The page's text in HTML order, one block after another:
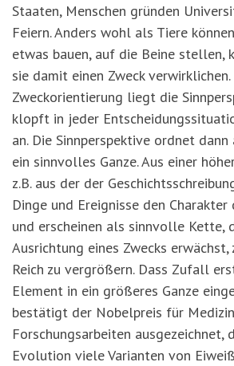
Staaten, Menschen gründen
Feiern. Anders wohl als Tiere
etwas bauen, auf die Beine stellen,
sie damit einen Zweck
Zweckorientierung liegt die
klopft in jeder
an. Die Sinnperspektive ordnet
ein sinnvolles Ganze. Aus einer
z.B. aus der der
Dinge und Ereignisse den
und erscheinen als sinnvolle Kette,
Ausrichtung eines Zwecks erwächst,
Reich zu vergrößern. Dass Zufall
Element in ein größeres Ganze
bestätigt der Nobelpreis für
Forschungsarbeiten ausgezeichnet,
Evolution viele Varianten von